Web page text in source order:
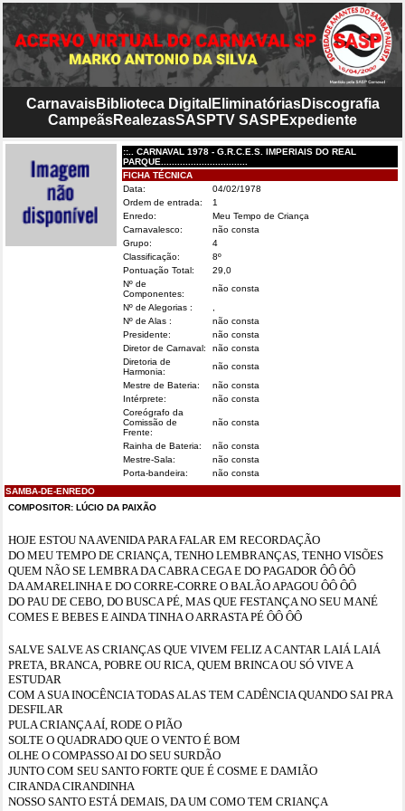
CarnavaisBiblioteca Digital EliminatóriasDiscografia
CampeãsRealezasSASPTV SASP Expediente
::.. CARNAVAL 1978 - G.R.C.E.S. IMPERIAIS DO REAL
PARQUE................................
FICHA TÉCNICA
Data:
04/02/1978
Ordem de entrada:
1
Enredo:
Meu Tempo de Criança
Carnavalesco:
não consta
Grupo:
4
Classificação:
8º
Pontuação Total:
29,0
Nº de
Componentes:
não consta
Nº de Alegorias :
Nº de Alas :
não consta
Presidente:
não consta
Diretor de Carnaval:
não consta
Diretoria de
Harmonia:
não consta
Mestre de Bateria:
não consta
Intérprete:
não consta
Coreógrafo da
Comissão de
Frente:
não consta
Rainha de Bateria:
não consta
Mestre-Sala:
não consta
Porta-bandeira:
não consta
SAMBA-DE-ENREDO
COMPOSITOR: LÚCIO DA PAIXÃO
HOJE ESTOU NA AVENIDA PARA FALAR EM RECORDAÇÃO
DO MEU TEMPO DE CRIANÇA, TENHO LEMBRANÇAS, TENHO VISÕES
QUEM NÃO SE LEMBRA DA CABRA CEGA E DO PAGADOR ÔÔ ÔÔ
DA AMARELINHA E DO CORRE-CORRE O BALÃO APAGOU ÔÔ ÔÔ
DO PAU DE CEBO, DO BUSCA PÉ, MAS QUE FESTANÇA NO SEU MANÉ
COMES E BEBES E AINDA TINHA O ARRASTA PÉ ÔÔ ÔÔ
SALVE SALVE AS CRIANÇAS QUE VIVEM FELIZ A CANTAR LAIÁ LAIÁ
PRETA, BRANCA, POBRE OU RICA, QUEM BRINCA OU SÓ VIVE A
ESTUDAR
COM A SUA INOCÊNCIA TODAS ALAS TEM CADÊNCIA QUANDO SAI PRA
DESFILAR
PULA CRIANÇA AÍ, RODE O PIÃO
SOLTE O QUADRADO QUE O VENTO É BOM
OLHE O COMPASSO AI DO SEU SURDÃO
JUNTO COM SEU SANTO FORTE QUE É COSME E DAMIÃO
CIRANDA CIRANDINHA
NOSSO SANTO ESTÁ DEMAIS, DA UM COMO TEM CRIANÇA